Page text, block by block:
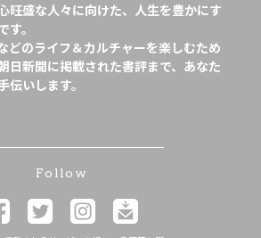
旺盛な人々に向けた、人生を豊かにす
。
どのライフ＆カルチャーを楽しむため
日新聞に掲載された書評まで、あなた
伝いします。
Follow